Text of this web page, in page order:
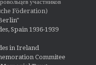
участников
Föderation)
Spain 1936-1939
in Ireland
Commitee